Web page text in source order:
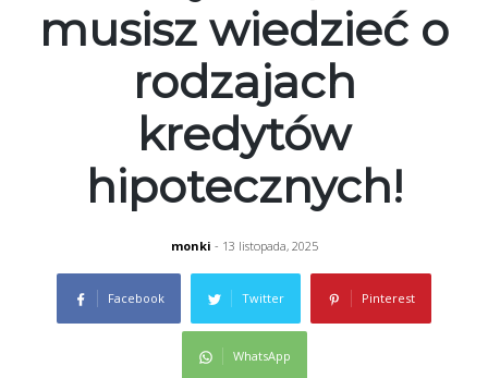
musisz wiedzieć o
rodzajach
kredytów
hipotecznych!
monki - 13 listopada, 2025
Facebook Twitter Pinterest
WhatsApp